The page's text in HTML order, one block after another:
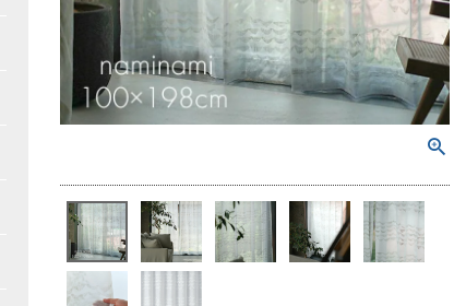
100×198cm(レースカーテン)
防炎カーテン
ミラーレースカーテン
防炎レースカーテン
カーテンをテイストで選ぶ
花・植物柄(厚地カーテン)
モダン柄(厚地カーテン)
花・植物柄(レースカーテン)
無地・無地調(レースカーテン)
カーテン生地 無料サンプル
DESIGN LIFE
防炎
既成カーテンサイズの選び方
200×250cm程度
220×250cm程度
150×150cm（円形）
200×200cm（円形）
防ダニラグ
アレルゲン抑制ラグ
洗えるラグ
滑り止め加工ラグ
ラグのお手入れ方法
261×352cm（江戸間6畳）
352×352cm（江戸間8畳）
191×286cm（本間3畳）
286×286cm（本間4.5畳）
カーペットの選び方講座
カーペットのお手入れ方法
約55×85cm
約60×90cm
円形・変形サイズ
約45×120cm
約45×180cm
約45×270cm
マットを機能で選ぶ
洗えるマット
滑り止め加工
マットのお手入れ方法
カーテン
ラグ
雑貨
キャラクターで選ぶ
ミッキー／MICKEY
クッションカバー
スリッパ
布・生地
キッチン収納・ラック
リビング用品
玄関用品
敷きパッド
枕
風呂敷
テーブルセンター
北欧インテリア特集